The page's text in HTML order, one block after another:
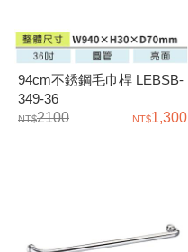
94cm不銹鋼毛巾桿 LEBSB-
349-36
2100
1,300